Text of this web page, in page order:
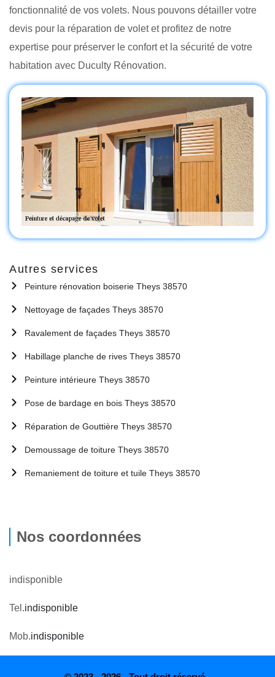
fonctionnalité de vos volets. Nous pouvons détailler votre
devis pour la réparation de volet et profitez de notre
expertise pour préserver le confort et la sécurité de votre
habitation avec Duculty Rénovation.
Autres services
Peinture rénovation boiserie Theys 38570
Nettoyage de façades Theys 38570
Ravalement de façades Theys 38570
Habillage planche de rives Theys 38570
Peinture intérieure Theys 38570
Pose de bardage en bois Theys 38570
Réparation de Gouttière Theys 38570
Demoussage de toiture Theys 38570
Remaniement de toiture et tuile Theys 38570
Nos coordonnées
indisponible
Tel.indisponible
Mob.indisponible